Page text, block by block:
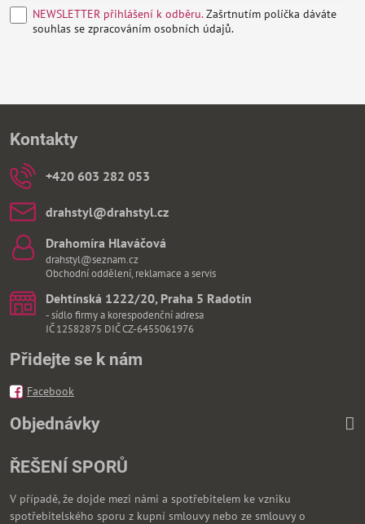
NEWSLETTER přihlášení k odběru.Zašrtnutím políčka dáváte
souhlas se zpracováním osobních údajů.
Kontakty
+420 603 282 053
drahstyl​@drahstyl​.cz
Drahomíra Hlaváčová
drahstyl@seznam.cz
Obchodní oddělení, reklamace a servis
Dehtínská 1222/20, Praha 5 Radotín
- sídlo firmy a korespodenční adresa
IČ 12582875 DIČ CZ-6455061976
Přidejte se k nám
Facebook
Objednávky
ŘEŠENÍ SPORŮ
V případě, že dojde mezi námi a spotřebitelem ke vzniku
spotřebitelského sporu z kupní smlouvy nebo ze smlouvy o